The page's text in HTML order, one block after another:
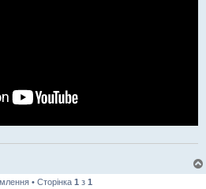
• Сторінка 1 з 1